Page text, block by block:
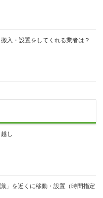
入・設置をしてくれる業者は？
し
」を近くに移動・設置（時間指定